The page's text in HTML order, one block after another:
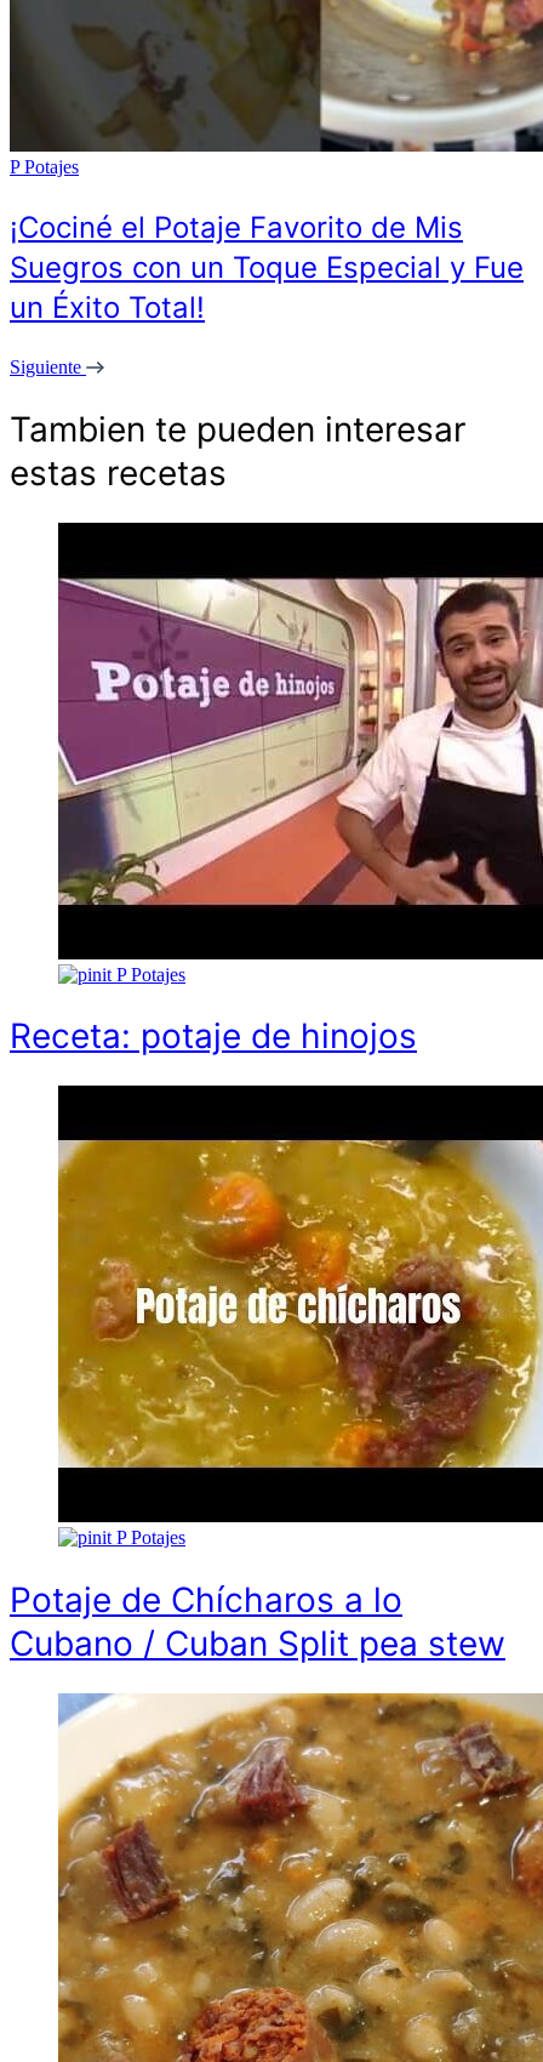
P Potajes
¡Cociné el Potaje Favorito de Mis
Suegros con un Toque Especial y Fue
un Éxito Total!
Siguiente
Tambien te pueden interesar
estas recetas
P Potajes
Receta: potaje de hinojos
P Potajes
Potaje de Chícharos a lo
Cubano / Cuban Split pea stew